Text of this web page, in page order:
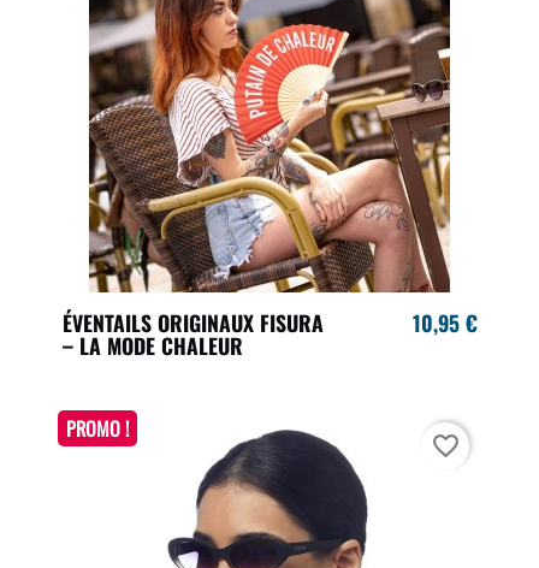
ÉVENTAILS ORIGINAUX FISURA
– LA MODE CHALEUR
10,95 €
PROMO !
favorite_border